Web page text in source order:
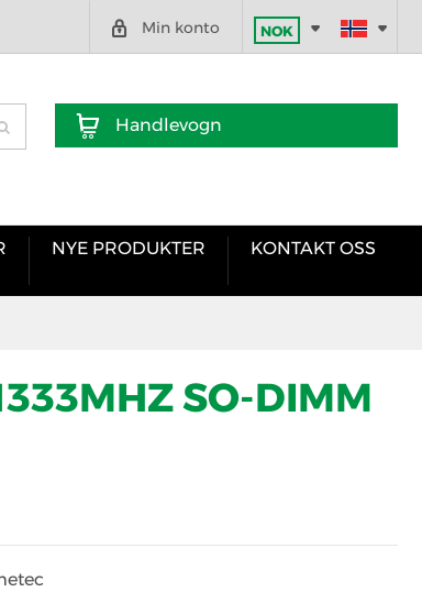
NOK
Min konto
Handlevogn
NYE PRODUKTER KONTAKT OSS
SO-DIMM